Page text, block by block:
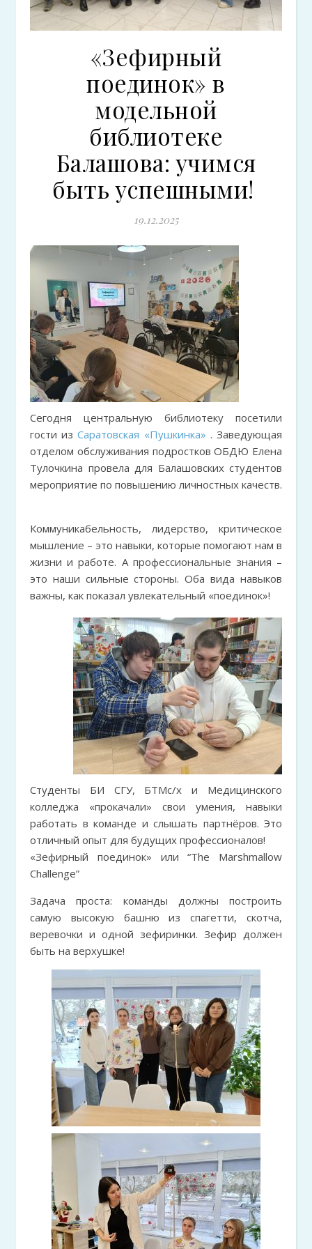
«Зефирный
поединок» в
модельной
библиотеке
Балашова: учимся
быть успешными!
19.12.2025
Сегодня центральную библиотеку посетили
гости изСаратовская «Пушкинка» . Заведующая
отделом обслуживания подростков ОБДЮ Елена
Тулочкина провела для Балашовских студентов
мероприятие по повышению личностных качеств.
Коммуникабельность, лидерство, критическое
мышление – это навыки, которые помогают нам в
жизни и работе. А профессиональные знания –
это наши сильные стороны. Оба вида навыков
важны, как показал увлекательный «поединок»!
Студенты БИ СГУ, БТМс/х и Медицинского
колледжа «прокачали» свои умения, навыки
работать в команде и слышать партнёров. Это
отличный опыт для будущих профессионалов!
«Зефирный поединок» или “The Marshmallow
Challenge”
Задача проста: команды должны построить
самую высокую башню из спагетти, скотча,
веревочки и одной зефиринки. Зефир должен
быть на верхушке!